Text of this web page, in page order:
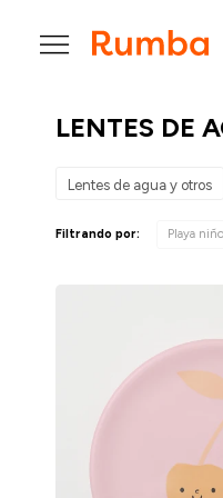

LENTES DE
Lentes de agua y otros
Filtrando por: Playa